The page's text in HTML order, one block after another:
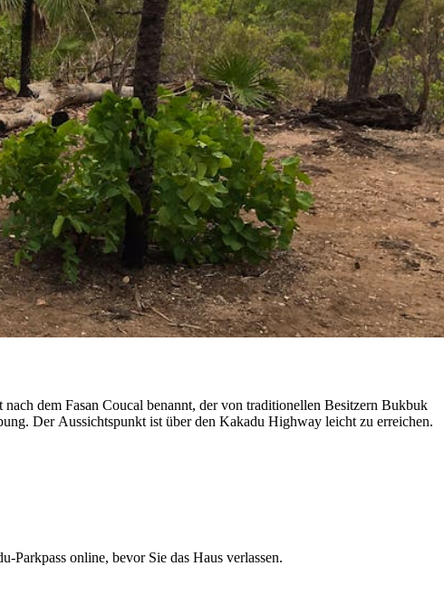
dem Fasan Coucal benannt, der von traditionellen Besitzern Bukbuk
Der Aussichtspunkt ist über den Kakadu Highway leicht zu erreichen.
online, bevor Sie das Haus verlassen.